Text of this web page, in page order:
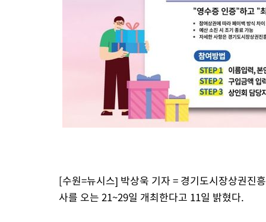
[속보] 뉴욕증시, 일제 하락 마감…나스닥 0.06%↓
[수원=뉴시스] 박상욱 기자 = 경기도시장상권진
사를 오는 21~29일 개최한다고 11일 밝혔다.